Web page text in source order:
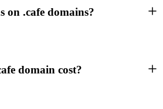
on .cafe domains?
domain cost?